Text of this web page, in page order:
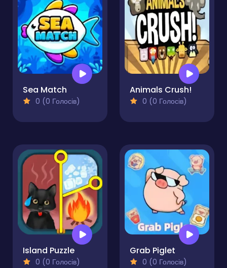
Sea Match
0 (0 Голосів)
Animals Crush!
0 (0 Голосів)
Island Puzzle
0 (0 Голосів)
Grab Piglet
0 (0 Голосів)